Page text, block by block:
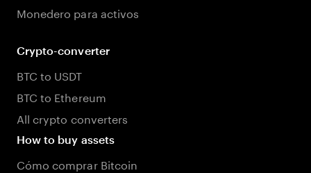
Monedero para activos
Crypto-converter
BTC to USDT
BTC to Ethereum
All crypto converters
How to buy assets
Cómo comprar Bitcoin